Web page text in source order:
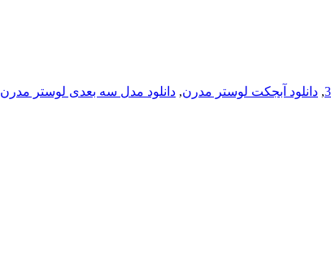
, دانلود آبجکت لوستر مدرن, دانلود مدل سه بعدی لوستر مدرن